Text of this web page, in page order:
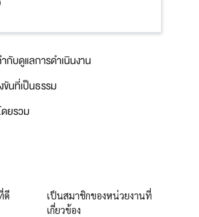
กับดูแลการดำเนินงาน
นที่เป็นธรรม
ยรวม
ดี
เป็นสมาชิกของหน่วยงานที่
เกี่ยวข้อง